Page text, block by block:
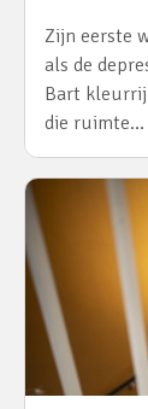
Zijn eerste
als de
Bart
die ruimte…